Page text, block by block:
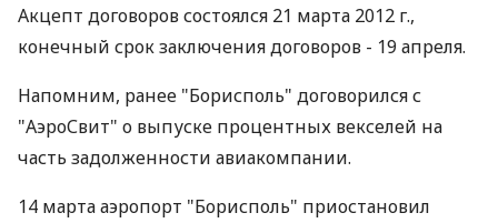
Акцепт договоров состоялся 21 марта 2012 г.,
конечный срок заключения договоров - 19 апреля.
Напомним, ранее "Борисполь" договорился с
"АэроСвит" о выпуске процентных векселей на
часть задолженности авиакомпании.
14 марта аэропорт "Борисполь" приостановил